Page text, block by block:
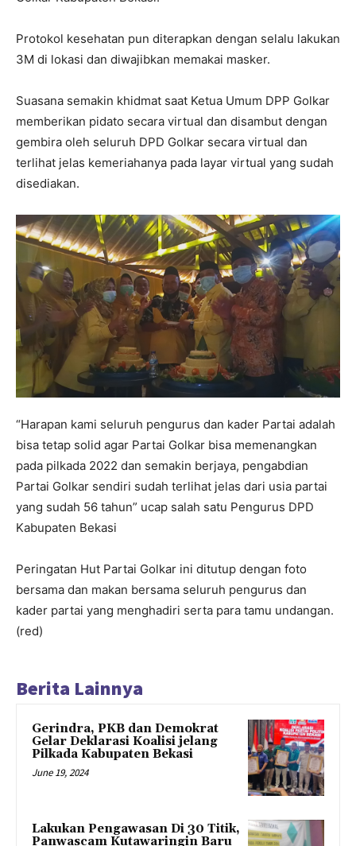
Protokol kesehatan pun diterapkan dengan selalu lakukan
3M di lokasi dan diwajibkan memakai masker.
Suasana semakin khidmat saat Ketua Umum DPP Golkar
memberikan pidato secara virtual dan disambut dengan
gembira oleh seluruh DPD Golkar secara virtual dan
terlihat jelas kemeriahanya pada layar virtual yang sudah
disediakan.
“Harapan kami seluruh pengurus dan kader Partai adalah
bisa tetap solid agar Partai Golkar bisa memenangkan
pada pilkada 2022 dan semakin berjaya, pengabdian
Partai Golkar sendiri sudah terlihat jelas dari usia partai
yang sudah 56 tahun” ucap salah satu Pengurus DPD
Kabupaten Bekasi
Peringatan Hut Partai Golkar ini ditutup dengan foto
bersama dan makan bersama seluruh pengurus dan
kader partai yang menghadiri serta para tamu undangan.
(red)
Berita Lainnya
Gerindra, PKB dan Demokrat
Gelar Deklarasi Koalisi jelang
Pilkada Kabupaten Bekasi
June 19, 2024
Lakukan Pengawasan Di 30 Titik,
Panwascam Kutawaringin Baru